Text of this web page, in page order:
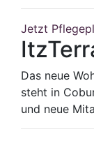
Jetzt
Das neue
steht in
und neue